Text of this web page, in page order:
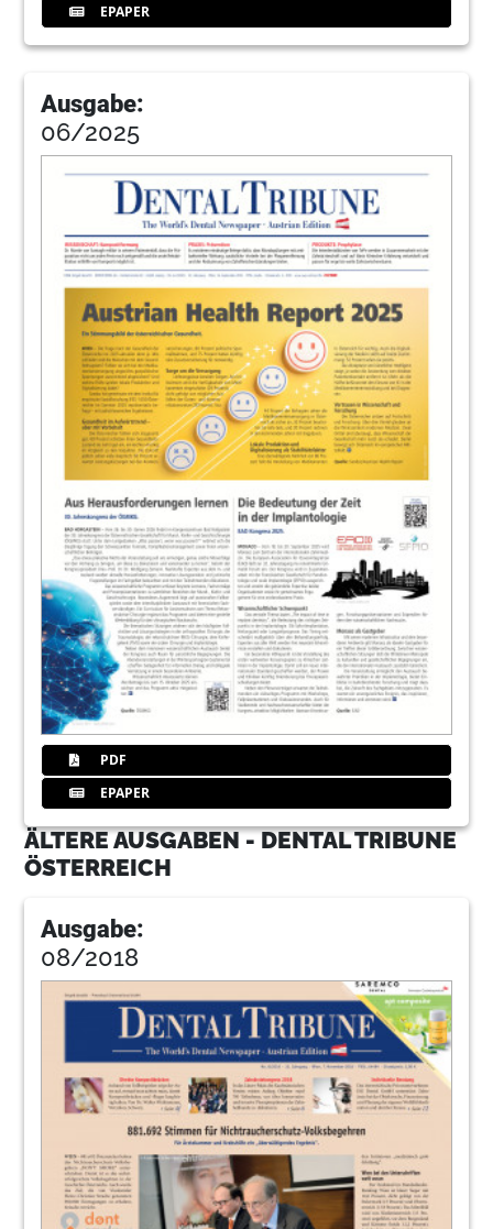
EPAPER
Ausgabe:
06/2025
PDF
EPAPER
ÄLTERE AUSGABEN - DENTAL TRIBUNE
ÖSTERREICH
Ausgabe:
08/2018